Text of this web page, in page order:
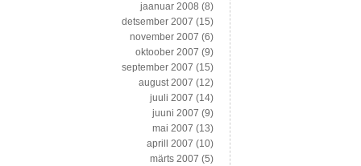
jaanuar 2008 (8)
detsember 2007 (15)
november 2007 (6)
oktoober 2007 (9)
september 2007 (15)
august 2007 (12)
juuli 2007 (14)
juuni 2007 (9)
mai 2007 (13)
aprill 2007 (10)
märts 2007 (5)